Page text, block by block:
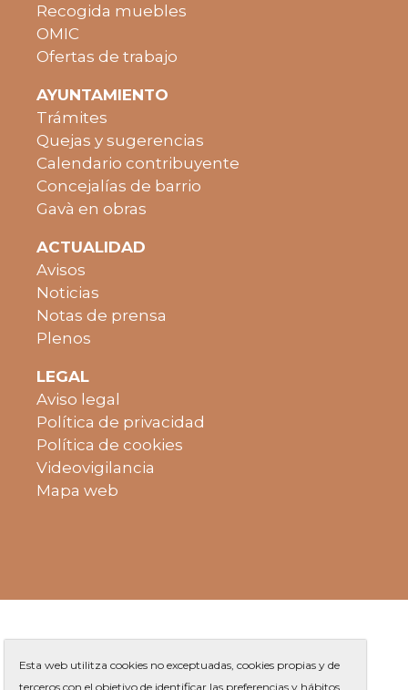
Recogida muebles
OMIC
Ofertas de trabajo
AYUNTAMIENTO
Trámites
Quejas y sugerencias
Calendario contribuyente
Concejalías de barrio
Gavà en obras
ACTUALIDAD
Avisos
Noticias
Notas de prensa
Plenos
LEGAL
Aviso legal
Política de privacidad
Política de cookies
Videovigilancia
Mapa web
Esta web utilitza cookies no exceptuadas, cookies propias y de
terceros con el objetivo de identificar las preferencias y hábitos